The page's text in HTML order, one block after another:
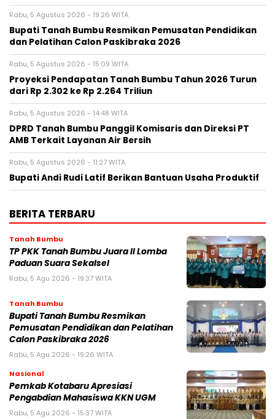
Rabu, 5 Agustus 2026 - 19:26 WITA
Bupati Tanah Bumbu Resmikan Pemusatan Pendidikan
dan Pelatihan Calon Paskibraka 2026
Rabu, 5 Agustus 2026 - 15:09 WITA
Proyeksi Pendapatan Tanah Bumbu Tahun 2026 Turun
dari Rp 2.302 ke Rp 2.264 Triliun
Rabu, 5 Agustus 2026 - 14:48 WITA
DPRD Tanah Bumbu Panggil Komisaris dan Direksi PT
AMB Terkait Layanan Air Bersih
Rabu, 5 Agustus 2026 - 11:27 WITA
Bupati Andi Rudi Latif Berikan Bantuan Usaha Produktif
BERITA TERBARU
Tanah Bumbu
TP PKK Tanah Bumbu Juara II Lomba
Paduan Suara Sekalsel
Rabu, 5 Agu 2026 - 19:37 WITA
Tanah Bumbu
Bupati Tanah Bumbu Resmikan
Pemusatan Pendidikan dan Pelatihan
Calon Paskibraka 2026
Rabu, 5 Agu 2026 - 19:26 WITA
Nasional
Pemkab Kotabaru Apresiasi
Pengabdian Mahasiswa KKN UGM
Rabu, 5 Agu 2026 - 15:37 WITA